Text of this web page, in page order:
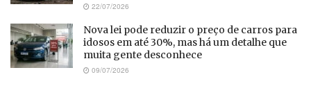
22/07/2026
Nova lei pode reduzir o preço de carros para
idosos em até 30%, mas há um detalhe que
muita gente desconhece
09/07/2026